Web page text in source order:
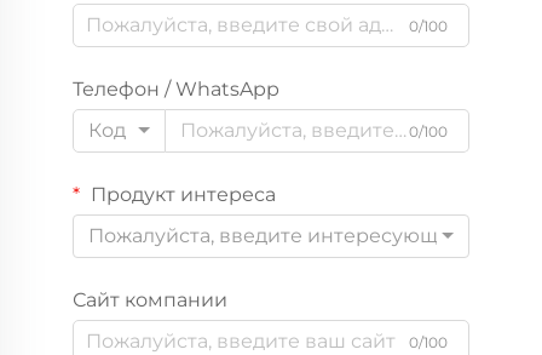
0/100
Телефон / WhatsApp
Код
0/100
Продукт интереса
Пожалуйста, введите интересующий вас
Сайт компании
0/100